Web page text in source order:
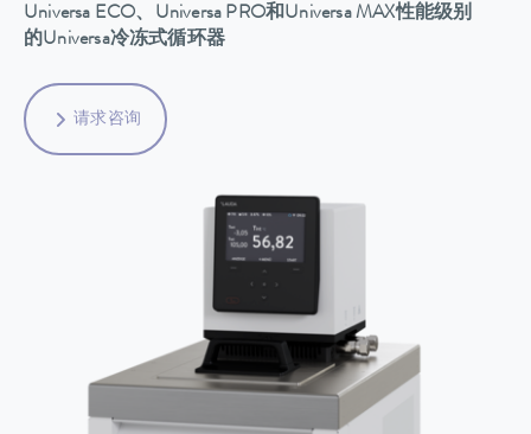
Universa ECO、Universa PRO和Universa MAX性能级别
的Universa冷冻式循环器
请求咨询